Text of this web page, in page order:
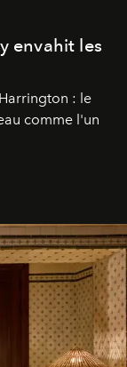
envahit les
: le
comme l'un